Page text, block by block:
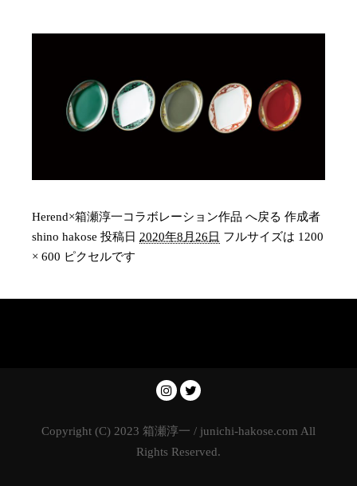
Herend×箱瀬淳一コラボレーション作品 へ戻る 作成者
shino hakose 投稿日 2020年8月26日 フルサイズは 1200
× 600 ピクセルです
Copyright (C) 2023 箱瀬淳一 / junichi-hakose.com All
Rights Reserved.